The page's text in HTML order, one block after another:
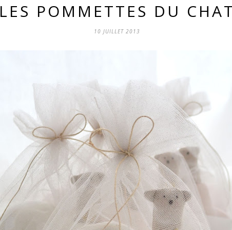
LES POMMETTES DU
10 JUILLET 2013